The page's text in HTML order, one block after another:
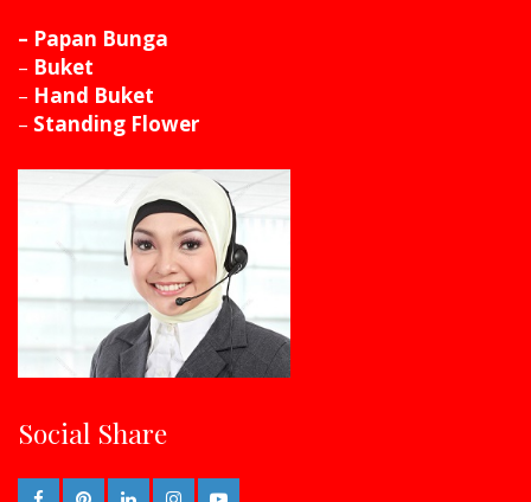
– Papan Bunga
– Buket
– Hand Buket
– Standing Flower
Social Share